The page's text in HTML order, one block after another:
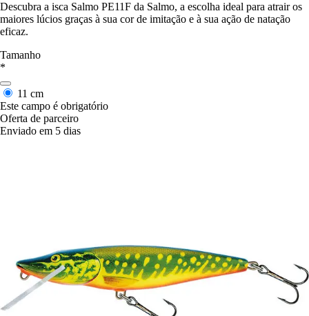
Descubra a isca Salmo PE11F da Salmo, a escolha ideal para atrair os
maiores lúcios graças à sua cor de imitação e à sua ação de natação
eficaz.
Tamanho
*
11 cm
Este campo é obrigatório
Oferta de parceiro
Enviado em 5 dias